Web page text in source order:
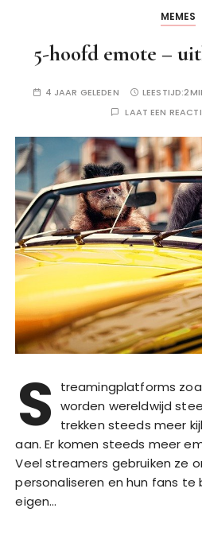
MEMES
5-hoofd emote –
4 JAAR GELEDEN LEESTIJD:
LAAT EEN
S
treamingplatforms
worden wereldwijd
trekken steeds meer
aan. Er komen steeds meer
Veel streamers gebruiken ze
personaliseren en hun fans te
eigen…